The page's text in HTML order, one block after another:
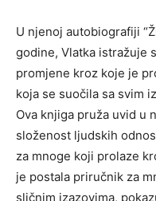
U njenoj autobiografiji
godine, Vlatka istražuje
promjene kroz koje je
koja se suočila sa svim
Ova knjiga pruža uvid u
složenost ljudskih
za mnoge koji prolaze
je postala priručnik za
sličnim izazovima,